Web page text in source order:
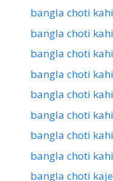
bangla choti
bangla choti
bangla choti
bangla choti
bangla choti
bangla choti
bangla choti
bangla choti
bangla choti